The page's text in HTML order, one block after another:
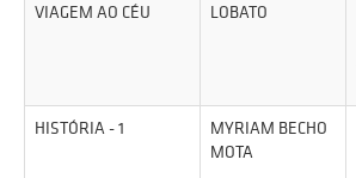
VIAGEM AO CÉU
LOBATO
HISTÓRIA - 1
MYRIAM BECHO
MOTA